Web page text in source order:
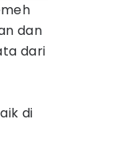
dan
dari
di